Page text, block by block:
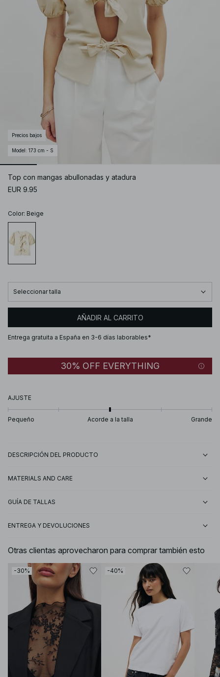
Precios bajos
Model : 173 cm - S
Top con mangas abullonadas y atadura
EUR 9.95
Color: Beige
Seleccionar talla
AÑADIR AL CARRITO
Entrega gratuita a España en 3-6 días laborables*
30% OFF EVERYTHING
AJUSTE
Pequeño Acorde a la talla Grande
DESCRIPCIÓN DEL PRODUCTO
MATERIALS AND CARE
GUÍA DE TALLAS
ENTREGA Y DEVOLUCIONES
Otras clientas aprovecharon para comprar también esto
-30% -40%